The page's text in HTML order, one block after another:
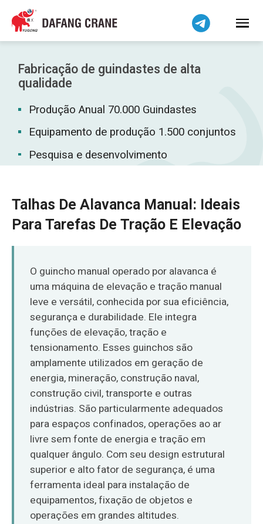
Fabricação de guindastes de alta
qualidade
Produção Anual 70.000 Guindastes
Equipamento de produção 1.500 conjuntos
Pesquisa e desenvolvimento
Talhas De Alavanca Manual: Ideais
Para Tarefas De Tração E Elevação
O guincho manual operado por alavanca é
uma máquina de elevação e tração manual
leve e versátil, conhecida por sua eficiência,
segurança e durabilidade. Ele integra
funções de elevação, tração e
tensionamento. Esses guinchos são
amplamente utilizados em geração de
energia, mineração, construção naval,
construção civil, transporte e outras
indústrias. São particularmente adequados
para espaços confinados, operações ao ar
livre sem fonte de energia e tração em
qualquer ângulo. Com seu design estrutural
superior e alto fator de segurança, é uma
ferramenta ideal para instalação de
equipamentos, fixação de objetos e
operações em grandes altitudes.
Bahasa Indonesia
Bahasa Melayu
Tiếng Việt
简体中文
বাংলা
Pilipino
اردو
Українська
Kiswahili
Dansk
Norsk
O‘zbekcha